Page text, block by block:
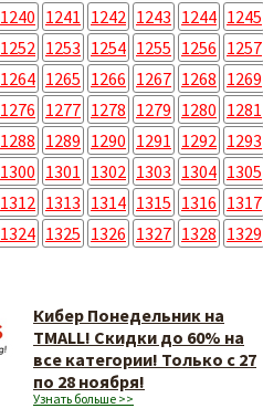
1240 1241 1242 1243 1244 1245
1252 1253 1254 1255 1256 1257
1264 1265 1266 1267 1268 1269
1276 1277 1278 1279 1280 1281
1288 1289 1290 1291 1292 1293
1300 1301 1302 1303 1304 1305
1312 1313 1314 1315 1316 1317
1324 1325 1326 1327 1328 1329
Кибер Понедельник на
TMALL! Скидки до 60% на
все категории! Только с 27
по 28 ноября!
Узнать больше >>